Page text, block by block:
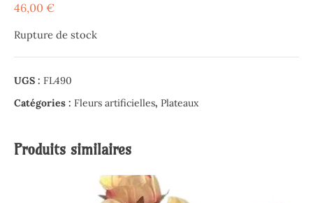
46,00 €
Rupture de stock
UGS : FL490
Catégories : Fleurs artificielles, Plateaux
Produits similaires